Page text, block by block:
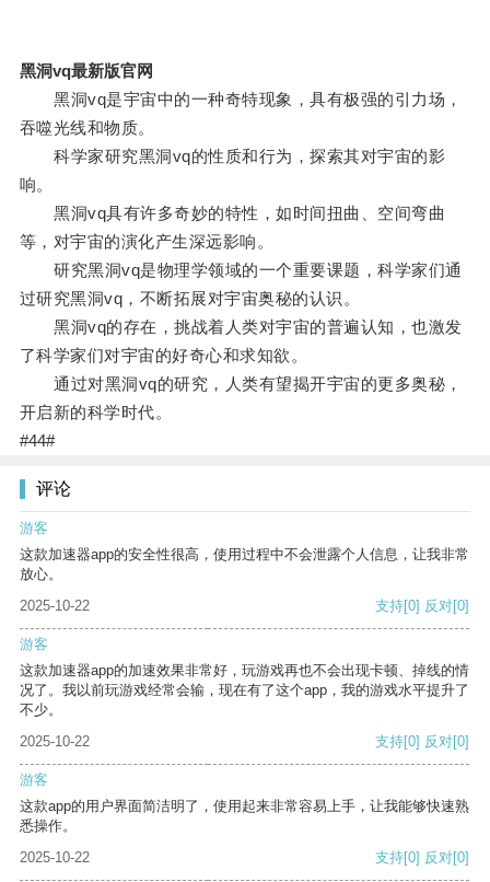
黑洞vq最新版官网
黑洞vq是宇宙中的一种奇特现象，具有极强的引力场，
吞噬光线和物质。
科学家研究黑洞vq的性质和行为，探索其对宇宙的影
响。
黑洞vq具有许多奇妙的特性，如时间扭曲、空间弯曲
等，对宇宙的演化产生深远影响。
研究黑洞vq是物理学领域的一个重要课题，科学家们通
过研究黑洞vq，不断拓展对宇宙奥秘的认识。
黑洞vq的存在，挑战着人类对宇宙的普遍认知，也激发
了科学家们对宇宙的好奇心和求知欲。
通过对黑洞vq的研究，人类有望揭开宇宙的更多奥秘，
开启新的科学时代。
#44#
评论
游客
这款加速器app的安全性很高，使用过程中不会泄露个人信息，让我非常
放心。
2025-10-22
支持[0] 反对[0]
游客
这款加速器app的加速效果非常好，玩游戏再也不会出现卡顿、掉线的情
况了。我以前玩游戏经常会输，现在有了这个app，我的游戏水平提升了
不少。
2025-10-22
支持[0] 反对[0]
游客
这款app的用户界面简洁明了，使用起来非常容易上手，让我能够快速熟
悉操作。
2025-10-22
支持[0] 反对[0]